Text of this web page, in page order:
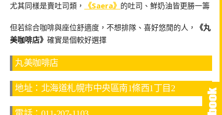
尤其同樣是賣吐司類， 《Saera》 的吐司、鮮奶油皆更勝一籌
但若綜合咖啡與座位舒適度，不想排隊、喜好悠閒的人，
《丸
美咖啡店》 確實是個較好選擇
丸美咖啡店
地址：北海道札幌市中央區南1條西1丁目2